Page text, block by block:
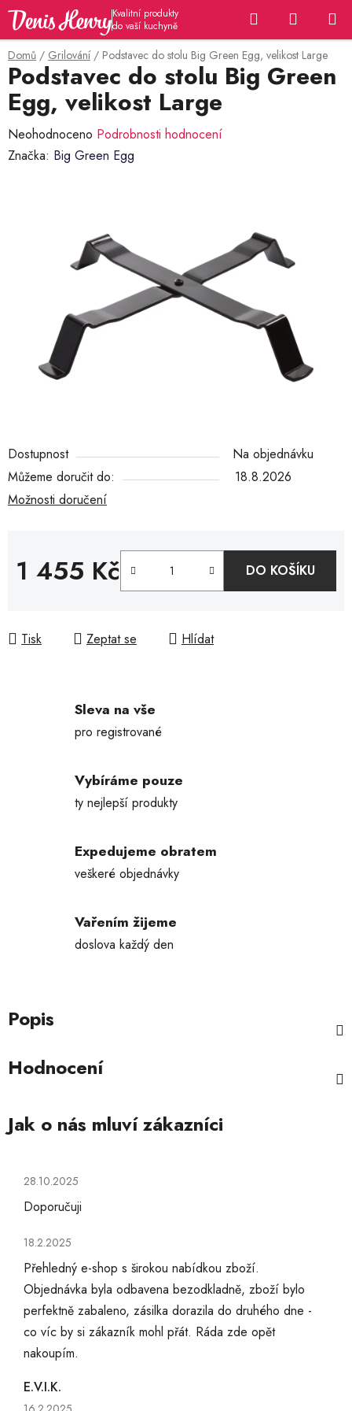
Přejít
obsah
Hledat
KOŠÍK
Domů / Grilování / Podstavec do stolu Big Green Egg, velikost Large
Dostupnost
Na objednávku
Můžeme doručit do:
18.8.2026
Možnosti doručení
1 455 Kč DO KOŠÍKU
Tisk Zeptat se Hlídat
Podstavec do stolu Big Green
Egg, velikost Large
Průměrné
hodnocení
Neohodnoceno Podrobnosti hodnocení
Značka: Big Green Egg
Sleva na vše
pro registrované
Vybíráme pouze
ty nejlepší produkty
Expedujeme obratem
veškeré objednávky
Vařením žijeme
doslova každý den
Popis
Hodnocení
Hodnocení obchodu je 5 z 5 hvězdiček.
28.10.2025
Doporučuji
Hodnocení obchodu je 5 z 5 hvězdiček.
18.2.2025
Přehledný e-shop s širokou nabídkou zboží.
Objednávka byla odbavena bezodkladně, zboží bylo
perfektně zabaleno, zásilka dorazila do druhého dne -
co víc by si zákazník mohl přát. Ráda zde opět
nakoupím.
E.V.I.K.
Hodnocení obchodu je 5 z 5 hvězdiček.